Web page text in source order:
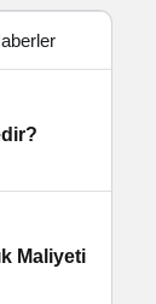
Maliyeti